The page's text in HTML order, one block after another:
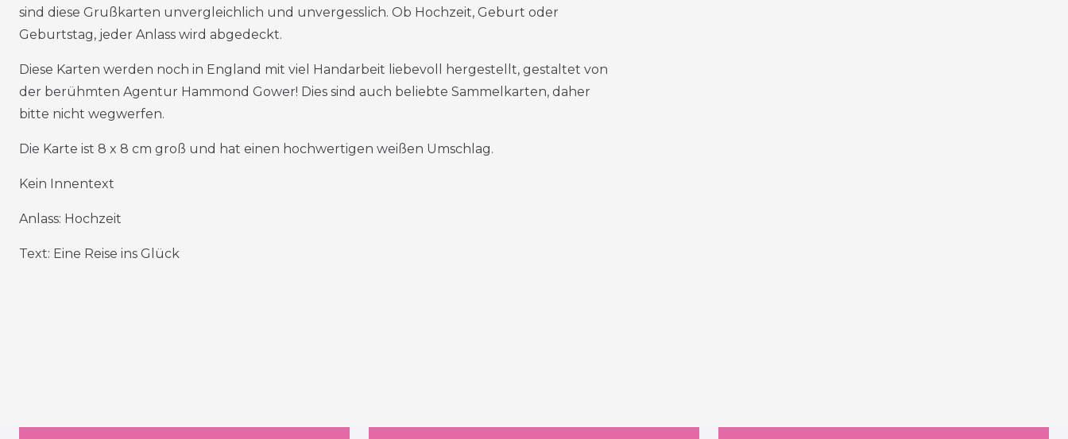
sind diese Grußkarten unvergleichlich und unvergesslich. Ob Hochzeit, Geburt oder
Geburtstag, jeder Anlass wird abgedeckt.
Diese Karten werden noch in England mit viel Handarbeit liebevoll hergestellt, gestaltet von
der berühmten Agentur Hammond Gower! Dies sind auch beliebte Sammelkarten, daher
bitte nicht wegwerfen.
Die Karte ist 8 x 8 cm groß und hat einen hochwertigen weißen Umschlag.
Kein Innentext
Anlass: Hochzeit
Text: Eine Reise ins Glück